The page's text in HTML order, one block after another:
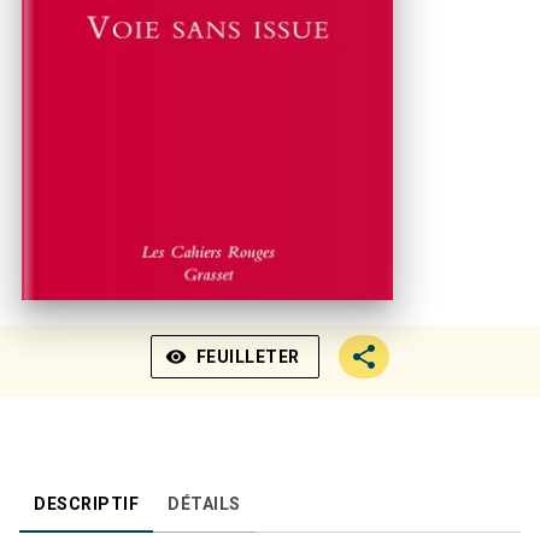
visibility FEUILLETER
DESCRIPTIF DÉTAILS